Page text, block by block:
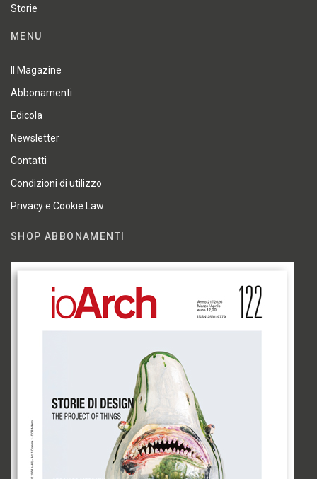
Storie
MENU
Il Magazine
Abbonamenti
Edicola
Newsletter
Contatti
Condizioni di utilizzo
Privacy e Cookie Law
SHOP ABBONAMENTI